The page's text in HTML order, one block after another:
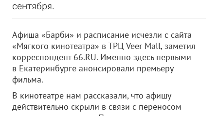
сентября.
Афиша «Барби» и расписание исчезли с сайта
«Мягкого кинотеатра» в ТРЦ Veer Mall, заметил
корреспондент 66.RU. Именно здесь первыми
в Екатеринбурге анонсировали премьеру
фильма.
В кинотеатре нам рассказали, что афишу
действительно скрыли в связи с переносом